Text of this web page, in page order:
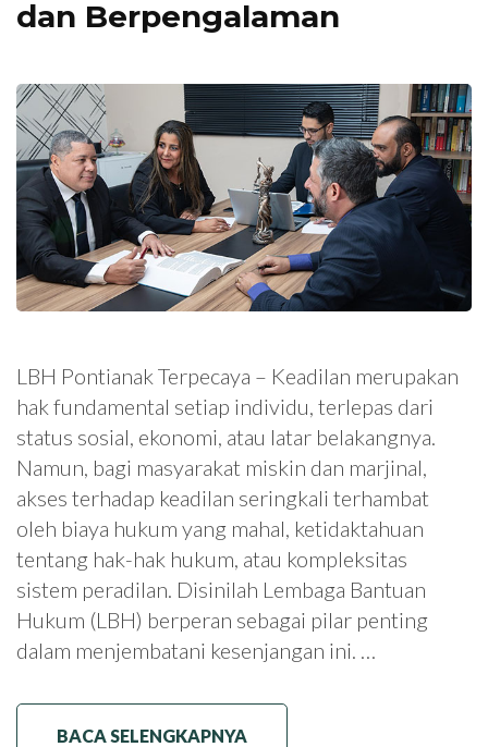
dan Berpengalaman
LBH Pontianak Terpecaya – Keadilan merupakan
hak fundamental setiap individu, terlepas dari
status sosial, ekonomi, atau latar belakangnya.
Namun, bagi masyarakat miskin dan marjinal,
akses terhadap keadilan seringkali terhambat
oleh biaya hukum yang mahal, ketidaktahuan
tentang hak-hak hukum, atau kompleksitas
sistem peradilan. Disinilah Lembaga Bantuan
Hukum (LBH) berperan sebagai pilar penting
dalam menjembatani kesenjangan ini. …
BACA SELENGKAPNYA